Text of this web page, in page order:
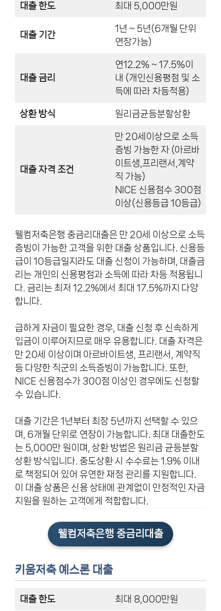
대출 한도 최대 5,000만원
대출 기간
1년 ~ 5년(6개월 단위
연장가능)
대출 금리
연12.2% ~ 17.5%이
내 (개인신용평점 및 소
득에 따라 차등적용)
상환 방식 원리금균등분할상환
대출 자격 조건
만 20세이상으로 소득
증빙 가능한 자 (아르바
이트생,프리랜서,계약
직 가능)
NICE 신용점수 300점
이상(신용등급 10등급)
웰컴저축은행 중금리대출은 만 20세 이상으로 소득
증빙이 가능한 고객을 위한 대출 상품입니다. 신용등
급이 10등급일지라도 대출 신청이 가능하며, 대출금
리는 개인의 신용평점과 소득에 따라 차등 적용됩니
다. 금리는 최저 12.2%에서 최대 17.5%까지 다양
합니다.
급하게 자금이 필요한 경우, 대출 신청 후 신속하게
입금이 이루어지므로 매우 유용합니다. 대출 자격은
만 20세 이상이며 아르바이트생, 프리랜서, 계약직
등 다양한 직군의 소득증빙이 가능합니다. 또한,
NICE 신용점수가 300점 이상인 경우에도 신청할
수 있습니다.
대출 기간은 1년부터 최장 5년까지 선택할 수 있으
며, 6개월 단위로 연장이 가능합니다. 최대 대출한도
는 5,000만 원이며, 상환 방법은 원리금 균등분할
상환 방식입니다. 중도상환 시 수수료는 1.9% 이내
로 책정되어 있어 유연한 재정 관리를 지원합니다.
이 대출 상품은 신용 상태에 관계없이 안정적인 자금
지원을 원하는 고객에게 적합합니다.
웰컴저축은행 중금리대출
키움저축 예스론 대출
대출 한도 최대 8,000만원